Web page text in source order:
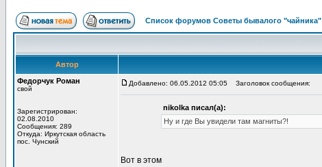
Список форумов Советы бывалого "чайника"
Автор
Федорчук Роман
свой
Зарегистрирован:
02.08.2010
Сообщения: 289
Откуда: Иркутская область
пос. Чунский
Добавлено: 06.05.2012 05:05 Заголовок сообщения:
nikolka писал(а):
Ну и где Вы увидели там магниты?!
Вот в этом